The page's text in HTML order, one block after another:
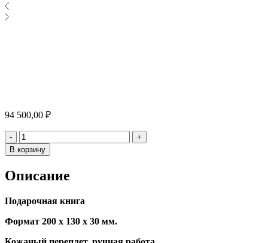
94 500,00 ₽
- Количество
+
В корзину
Описание
Подарочная книга
Формат 200 х 130 х 30 мм.